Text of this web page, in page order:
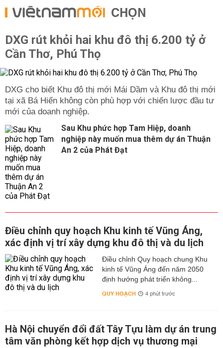
CHỌN
DXG rút khỏi hai khu đô thị 6.200 tỷ ở
Cần Thơ, Phú Thọ
DXG cho biết Khu đô thị mới Mái Dầm và Khu đô thị mới
tại xã Bá Hiến không còn phù hợp với chiến lược đầu tư
mới của doanh nghiệp.
Sau Khu phức hợp Tam Hiệp, doanh
nghiệp này muốn mua thêm dự án Thuận
An 2 của Phát Đạt
Điều chỉnh quy hoạch Khu kinh tế Vũng Áng,
xác định vị trí xây dựng khu đô thị và du lịch
Điều chỉnh Quy hoạch chung Khu
kinh tế Vũng Áng đến năm 2050
định hướng phát triển không...
QUY HOẠCH 4 phút trước
Hà Nội chuyển đổi đất Tây Tựu làm dự án trung
tâm văn phòng kết hợp dịch vụ thương mại